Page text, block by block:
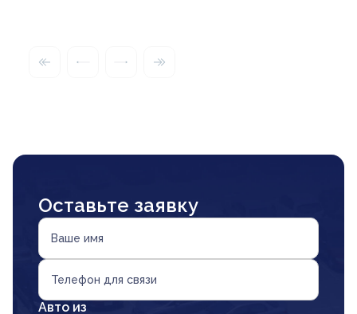
Оставьте заявку
Ваше имя
Телефон для связи
Авто из